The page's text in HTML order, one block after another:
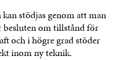
stödjas genom att man
besluten om tillstånd för
och i högre grad stöder
inom ny teknik.